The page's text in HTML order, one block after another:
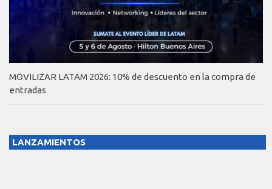
MOVILIZAR LATAM 2026: 10% de descuento en la compra de
entradas
LANZAMIENTOS